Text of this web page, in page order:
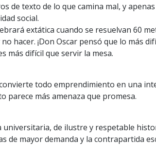
de texto de lo que camina mal, y
social.
extática cuando se resuelvan 60
hacer. ¡Don Oscar pensó que lo más
más difícil que servir la mesa.
todo emprendimiento en una
parece más amenaza que promesa.
de ilustre y respetable
de mayor demanda y la contrapartida